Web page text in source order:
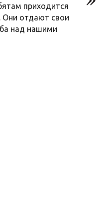
приходится
Они отдают свои
над нашими